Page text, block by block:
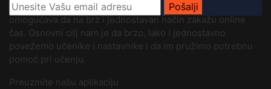
Pošalji
učenicima, studentima i njihovim roditeljima (starateljima)
omogućava da na brz i jednostavan način zakažu online
čas. Osnovni cilj nam je da brzo, lako i jednostavno
povežemo učenike i nastavnike i da im pružimo potrebnu
pomoć pri učenju.
Preuzmite našu aplikaciju